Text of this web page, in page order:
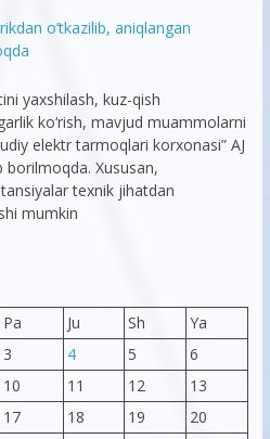
o’tkazilib, aniqlangan
yaxshilash, kuz-qish
ko‘rish, mavjud muammolarni
elektr tarmoqlari korxonasi” AJ
Xususan,
texnik jihatdan
mumkin
Pa Ju Sh
Ya
3 4 5
6
10 11 12
13
17 18 19
20